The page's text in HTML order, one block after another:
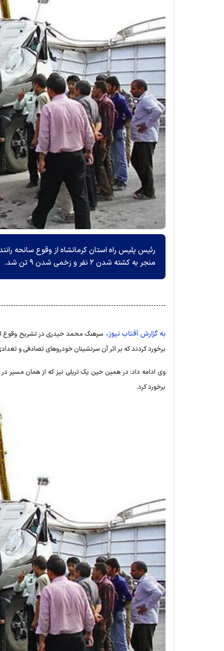
رئیس پلیس راه استان کرمانشاه از وقوع سانحه
منجر به کشته شدن ۲ نفر و زخمی شدن ۹ تن شد.
به گزارش آفتاب نیوز،
برخورد کردند که بر اثر آن سرنشینان خودروهای تصادفی و
وی ادامه داد: در همین حین یک تریلی نیز که از همان مسیر
برخورد کرد.